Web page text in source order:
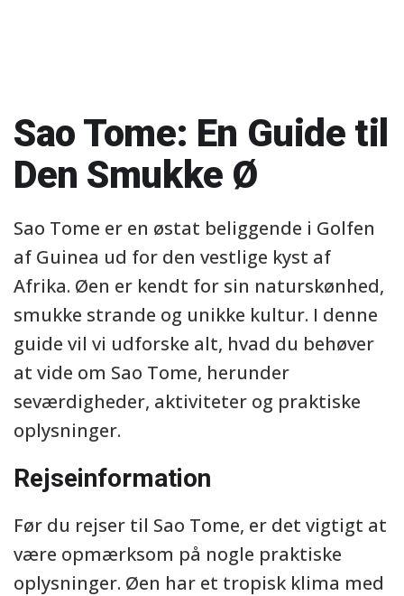
Sao Tome: En Guide til
Den Smukke Ø
Sao Tome er en østat beliggende i Golfen
af Guinea ud for den vestlige kyst af
Afrika. Øen er kendt for sin naturskønhed,
smukke strande og unikke kultur. I denne
guide vil vi udforske alt, hvad du behøver
at vide om Sao Tome, herunder
seværdigheder, aktiviteter og praktiske
oplysninger.
Rejseinformation
Før du rejser til Sao Tome, er det vigtigt at
være opmærksom på nogle praktiske
oplysninger. Øen har et tropisk klima med